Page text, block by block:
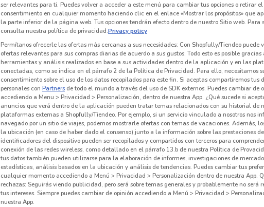
ser relevantes para ti. Puedes volver a acceder a este menú para cambiar tus opciones o retirar el
consentimiento en cualquier momento haciendo clic en el enlace «Mostrar los propósitos» que
la parte inferior de la página web. Tus opciones tendrán efecto dentro de nuestro Sitio web. Para
consulta nuestra política de privacidad.Privacy policy
Permítanos ofrecerle las ofertas más cercanas a sus necesidades: Con Shopfully/Tiendeo puede
ofertas relevantes para sus compras diarias de acuerdo a sus gustos. Todo esto es posible gracias
herramientas y análisis realizados en base a sus actividades dentro de la aplicación y en las
conectadas, como se indica en el párrafo 2 de la Política de Privacidad. Para ello, necesitamos
consentimiento sobre el uso de los datos recopilados para este fin. Si aceptas compartiremos tus
personales con Partners de todo el mundo a través del uso de SDK externos. Puedes cambiar de
accediendo a Menu > Privacidad > Personalización, dentro de nuestra App. ¿Qué sucede si
anuncios que verá dentro de la aplicación pueden tratar temas relacionados con su historial de
plataformas externas a Shopfully/Tiendeo. Por ejemplo, si un servicio vinculado a nosotros nos
navegado por un sitio de viajes, podemos mostrarle ofertas con temas de vacaciones. Además,
la ubicación (en caso de haber dado el consenso) junto a la información sobre las prestaciones
identificadores del dispositivo pueden ser recopilados y compartidos con terceros para
conexión de las redes wireless, como detallado en el párrafo 13.b de nuestra Política de
tus datos también pueden utilizarse para la elaboración de informes, investigaciones de
estadísticas, análisis basados en la ubicación y análisis de tendencias. Puedes cambiar tus
cualquier momento accediendo a Menú > Privacidad > Personalización dentro de nuestra App.
rechazas: Seguirás viendo publicidad, pero será sobre temas generales y probablemente no será
tus intereses. Siempre puedes cambiar de opinión accediendo a Menú > Privacidad >
nuestra App.